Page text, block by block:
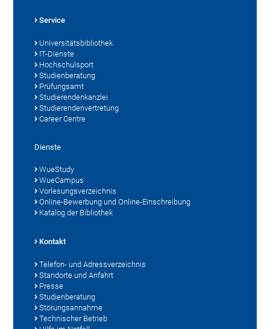
Service
Universitätsbibliothek
IT-Dienste
Hochschulsport
Studienberatung
Prüfungsamt
Studierendenkanzlei
Studierendenvertretung
Career Centre
Dienste
WueStudy
WueCampus
Vorlesungsverzeichnis
Online-Bewerbung und Online-Einschreibung
Katalog der Bibliothek
Kontakt
Telefon- und Adressverzeichnis
Standorte und Anfahrt
Presse
Studienberatung
Störungsannahme
Technischer Betrieb